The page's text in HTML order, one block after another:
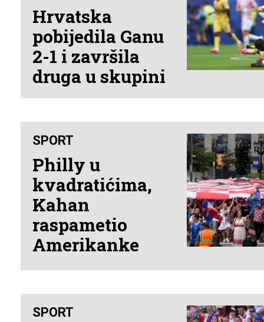
Hrvatska
pobijedila Ganu
2-1 i završila
druga u skupini
SPORT
Philly u
kvadratićima,
Kahan
raspametio
Amerikanke
SPORT